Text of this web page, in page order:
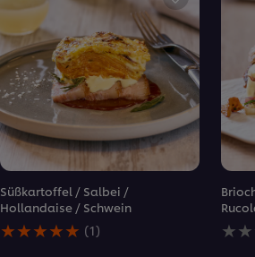
Süßkartoffel / Salbei /
Hollandaise / Schwein
Die
durchschnittliche
(1)
Keine